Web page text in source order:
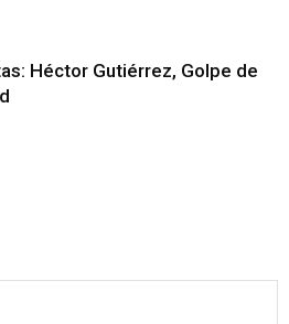
Héctor Gutiérrez, Golpe de